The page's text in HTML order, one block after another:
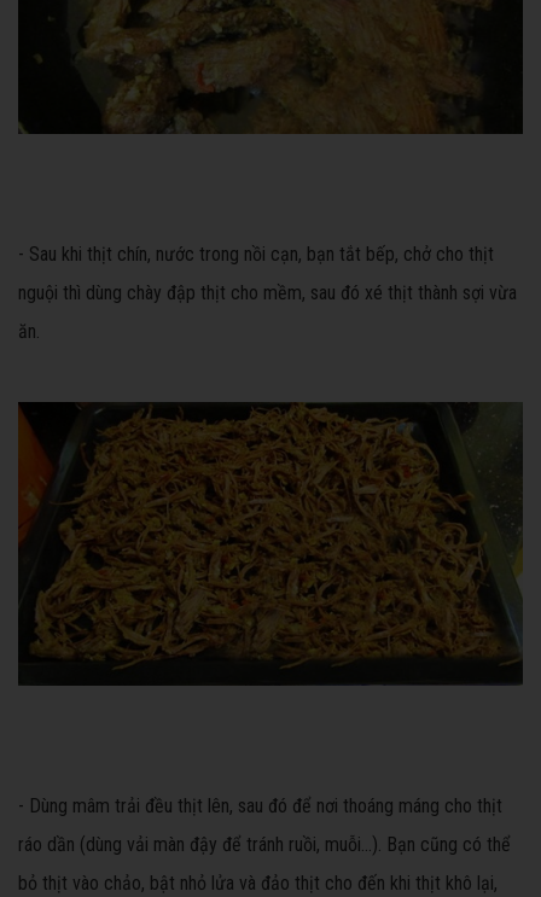
- Sau khi thịt chín, nước trong nồi cạn, bạn tắt bếp, chở cho thịt
nguội thì dùng chày đập thịt cho mềm, sau đó xé thịt thành sợi vừa
ăn.
- Dùng mâm trải đều thịt lên, sau đó để nơi thoáng máng cho thịt
ráo dần (dùng vải màn đậy để tránh ruồi, muỗi...). Bạn cũng có thể
bỏ thịt vào chảo, bật nhỏ lửa và đảo thịt cho đến khi thịt khô lại,